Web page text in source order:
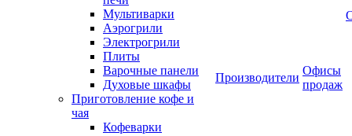
Мультиварки
Аэрогрили
Электрогрили
Плиты
Варочные панели
Духовые шкафы
Приготовление кофе и
чая
Кофеварки
Производители
Офисы
продаж